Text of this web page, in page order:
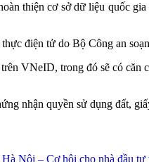
thiện cơ sở dữ liệu quốc
điện tử do Bộ Công an
VNeID, trong đó sẽ có
nhận quyền sử dụng đất,